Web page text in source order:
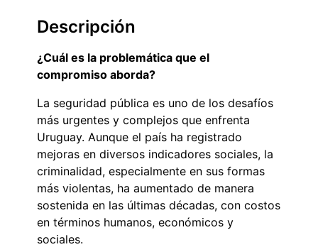
Descripción
¿Cuál es la problemática que el
compromiso aborda?
La seguridad pública es uno de los desafíos
más urgentes y complejos que enfrenta
Uruguay. Aunque el país ha registrado
mejoras en diversos indicadores sociales, la
criminalidad, especialmente en sus formas
más violentas, ha aumentado de manera
sostenida en las últimas décadas, con costos
en términos humanos, económicos y
sociales.